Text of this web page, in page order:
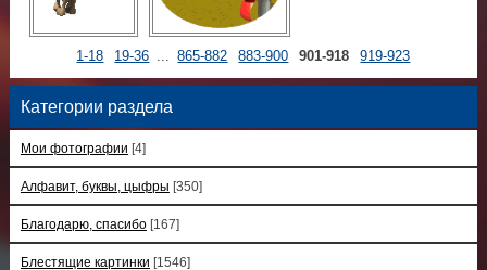
1-18 19-36 865-882 883-900 901-918 919-923
Категории раздела
Мои фотографии [4]
Алфавит, буквы, цыфры [350]
Благодарю, спасибо [167]
Блестящие картинки [1546]